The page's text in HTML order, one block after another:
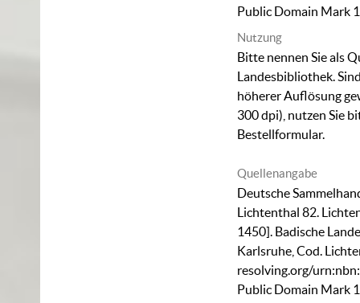
Public Domain Mark
Nutzung
Bitte nennen Sie als
Landesbibliothek.
höherer Auflösung
300 dpi), nutzen Sie
Bestellformular.
Quellenangabe
Deutsche
Lichtenthal 82.
1450]. Badische
Karlsruhe,Cod.
resolving.org/
Public Domain Mark